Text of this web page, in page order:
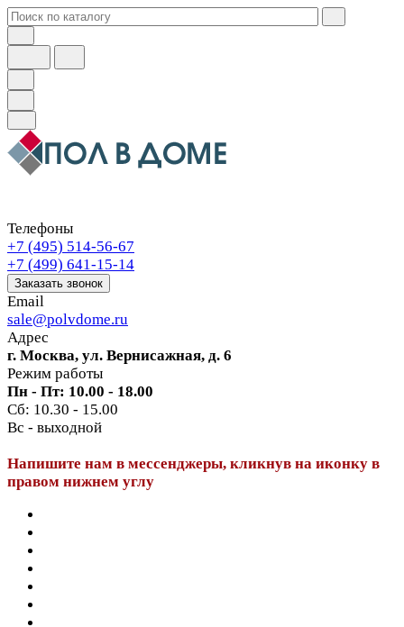
Телефоны
+7 (495) 514-56-67
+7 (499) 641-15-14
Заказать звонок
Email
sale@polvdome.ru
Адрес
г. Москва, ул. Вернисажная, д. 6
Режим работы
Пн - Пт: 10.00 - 18.00
Сб: 10.30 - 15.00
Вс - выходной
Напишите нам в мессенджеры, кликнув на иконку в
правом нижнем углу